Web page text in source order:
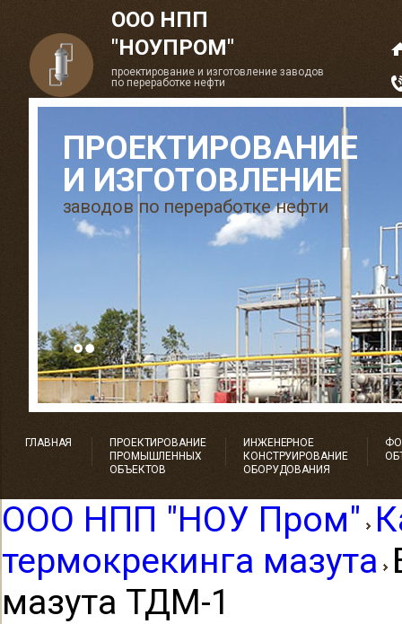
ООО НПП
"НОУПРОМ"
проектирование и изготовление заводов
по переработке нефти
ПРОЕКТИРОВАНИЕ
И ИЗГОТОВЛЕНИЕ
заводов по переработке нефти
ГЛАВНАЯ
ПРОЕКТИРОВАНИЕ
ПРОМЫШЛЕННЫХ
ОБЪЕКТОВ
ИНЖЕНЕРНОЕ
КОНСТРУИРОВАНИЕ
ОБОРУДОВАНИЯ
OOO НПП "HOУ Пром"
термокрекинга мазута
мазута ТДМ-1